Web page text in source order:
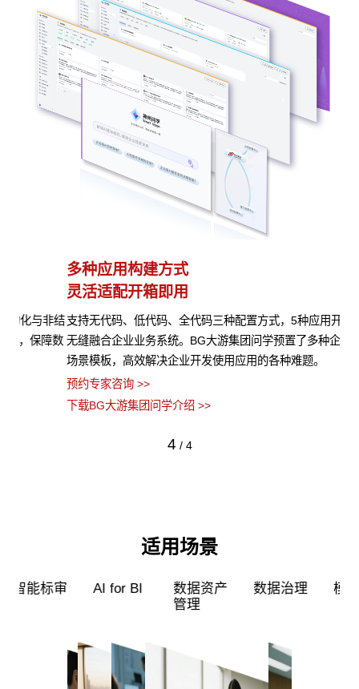
多种应用构建方式
灵活适配开箱即用
支持无代码、低代码、全代码三种配置方式，5种应用开发模式，
无缝融合企业业务系统。BG大游集团问学预置了多种企业级应用
场景模板，高效解决企业开发使用应用的各种难题。
预约专家咨询 >>
下载BG大游集团问学介绍 >>
4 / 4
适用场景
超级员工 智能标审 AI for BI
数据资产